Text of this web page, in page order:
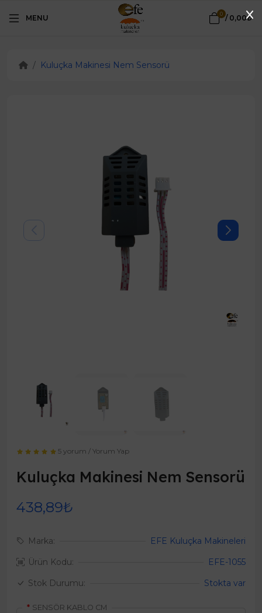
MENU 0 / 0,00₺
Kuluçka Makinesi Nem Sensorü
5 yorum /Yorum Yap
Kuluçka Makinesi Nem Sensorü
438,89₺
Marka:
EFE Kuluçka Makineleri
Ürün Kodu:
EFE-1055
Stok Durumu:
Stokta var
SENSÖR KABLO CM